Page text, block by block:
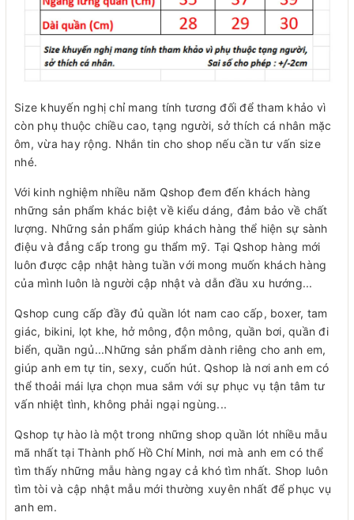
Size khuyến nghị chỉ mang tính tương đối để tham khảo vì
còn phụ thuộc chiều cao, tạng người, sở thích cá nhân mặc
ôm, vừa hay rộng. Nhắn tin cho shop nếu cần tư vấn size
nhé.
Với kinh nghiệm nhiều năm Qshop đem đến khách hàng
những sản phẩm khác biệt về kiểu dáng, đảm bảo về chất
lượng. Những sản phẩm giúp khách hàng thể hiện sự sành
điệu và đẳng cấp trong gu thẩm mỹ. Tại Qshop hàng mới
luôn được cập nhật hàng tuần với mong muốn khách hàng
của mình luôn là người cập nhật và dẫn đầu xu hướng...
Qshop cung cấp đầy đủ quần lót nam cao cấp, boxer, tam
giác, bikini, lọt khe, hở mông, độn mông, quần bơi, quần đi
biển, quần ngủ...Những sản phẩm dành riêng cho anh em,
giúp anh em tự tin, sexy, cuốn hút. Qshop là nơi anh em có
thể thoải mái lựa chọn mua sắm với sự phục vụ tận tâm tư
vấn nhiệt tình, không phải ngại ngùng...
Qshop tự hào là một trong những shop quần lót nhiều mẫu
mã nhất tại Thành phố Hồ Chí Minh, nơi mà anh em có thể
tìm thấy những mẫu hàng ngay cả khó tìm nhất. Shop luôn
tìm tòi và cập nhật mẫu mới thường xuyên nhất để phục vụ
anh em.